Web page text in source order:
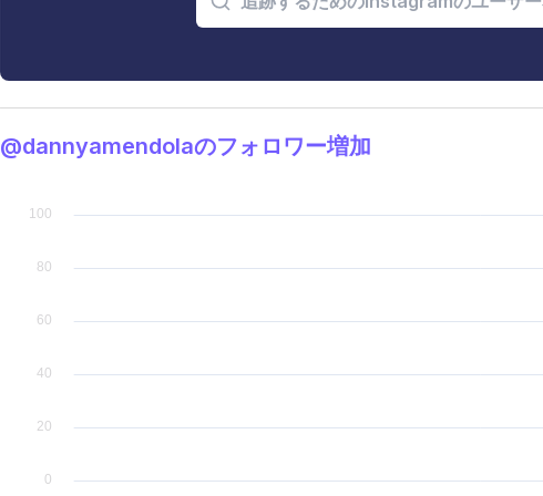
@dannyamendolaのフォロワー増加